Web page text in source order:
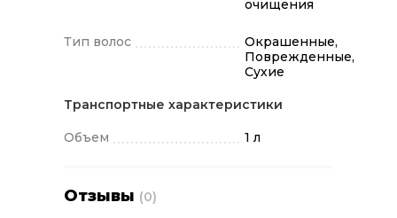
очищения
Тип волос
Окрашенные,
Поврежденные,
Сухие
Транспортные характеристики
Объем 1 л
Отзывы (0)